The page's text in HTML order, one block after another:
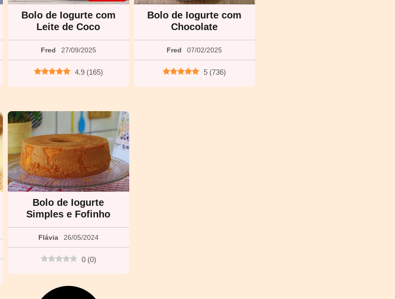
Bolo de Iogurte com
Leite de Coco
Fred 27/09/2025
4.9 (165)
Bolo de Iogurte com
Chocolate
Fred 07/02/2025
5 (736)
Bolo de Iogurte
Simples e Fofinho
Flávia 26/05/2024
0 (0)